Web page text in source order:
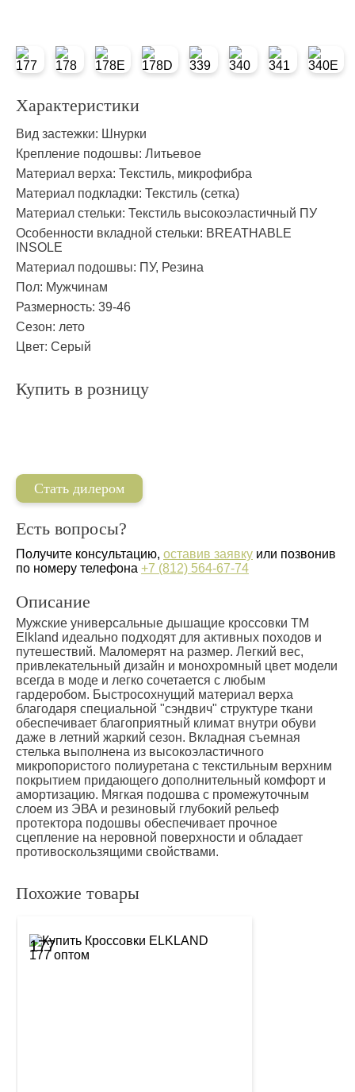
Характеристики
Вид застежки: Шнурки
Крепление подошвы: Литьевое
Материал верха: Текстиль, микрофибра
Материал подкладки: Текстиль (сетка)
Материал стельки: Текстиль высокоэластичный ПУ
Особенности вкладной стельки: BREATHABLE
INSOLE
Материал подошвы: ПУ, Резина
Пол: Мужчинам
Размерность: 39-46
Сезон: лето
Цвет: Серый
Купить в розницу
Стать дилером
Есть вопросы?
Получите консультацию, оставив заявку или позвонив
по номеру телефона +7 (812) 564-67-74
Описание
Мужские универсальные дышащие кроссовки TM
Elkland идеально подходят для активных походов и
путешествий. Маломерят на размер. Легкий вес,
привлекательный дизайн и монохромный цвет модели
всегда в моде и легко сочетается с любым
гардеробом. Быстросохнущий материал верха
благодаря специальной "сэндвич" структуре ткани
обеспечивает благоприятный климат внутри обуви
даже в летний жаркий сезон. Вкладная съемная
стелька выполнена из высокоэластичного
микропористого полиуретана с текстильным верхним
покрытием придающего дополнительный комфорт и
амортизацию. Мягкая подошва с промежуточным
слоем из ЭВА и резиновый глубокий рельеф
протектора подошвы обеспечивает прочное
сцепление на неровной поверхности и обладает
противоскользящими свойствами.
Похожие товары
177